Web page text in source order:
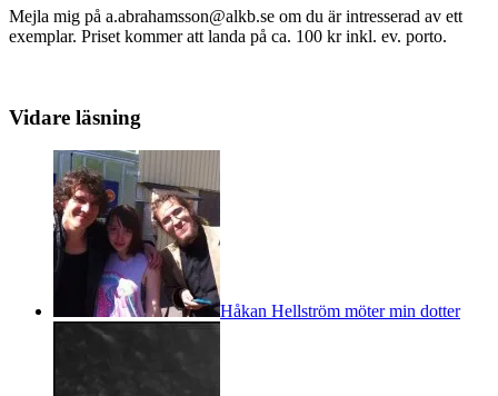
Mejla mig på a.abrahamsson@alkb.se om du är intresserad av ett
exemplar. Priset kommer att landa på ca. 100 kr inkl. ev. porto.
Vidare läsning
Håkan Hellström möter min dotter